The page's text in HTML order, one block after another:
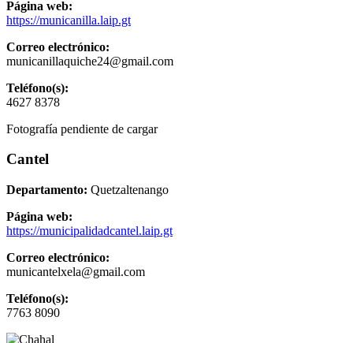
Página web:
https://municanilla.laip.gt
Correo electrónico:
municanillaquiche24@gmail.com
Teléfono(s):
4627 8378
Fotografía pendiente de cargar
Cantel
Departamento: Quetzaltenango
Página web:
https://municipalidadcantel.laip.gt
Correo electrónico:
municantelxela@gmail.com
Teléfono(s):
7763 8090